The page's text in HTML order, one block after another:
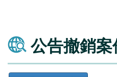
公告撤銷案